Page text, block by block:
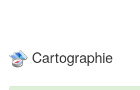
Cartographie